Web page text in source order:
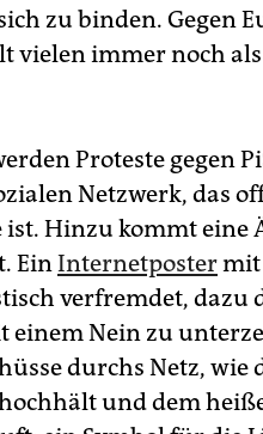
zu binden. Gegen
vielen immer noch
Proteste gegen
Netzwerk, das
ist. Hinzu kommt
EinInternetpostermit
verfremdet, dazu
einem Nein zu
durchs Netz,
und dem